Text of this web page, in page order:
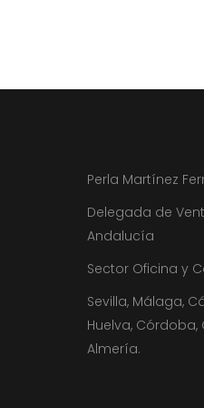
Perla Martínez
Delegada de
Andalucía
Sector Oficina y
Sevilla, Málaga,
Huelva,
Almería.